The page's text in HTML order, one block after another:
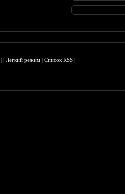
||Лёгкий режим |Список RSS |